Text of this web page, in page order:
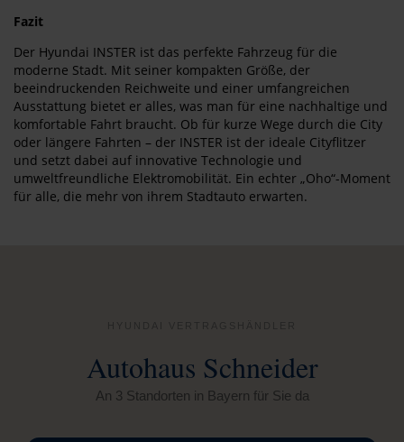
Fazit
Der Hyundai INSTER ist das perfekte Fahrzeug für die
moderne Stadt. Mit seiner kompakten Größe, der
beeindruckenden Reichweite und einer umfangreichen
Ausstattung bietet er alles, was man für eine nachhaltige und
komfortable Fahrt braucht. Ob für kurze Wege durch die City
oder längere Fahrten – der INSTER ist der ideale Cityflitzer
und setzt dabei auf innovative Technologie und
umweltfreundliche Elektromobilität. Ein echter „Oho“-Moment
für alle, die mehr von ihrem Stadtauto erwarten.
Autohaus Schneider
An 3 Standorten in Bayern für Sie da